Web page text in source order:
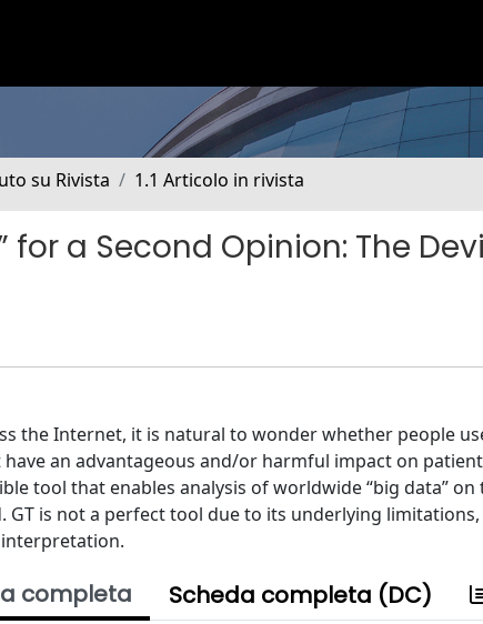
su Rivista 1.1 Articolo in rivista
for a Second Opinion: The
the Internet, it is natural to wonder whether people
an advantageous and/or harmful impact on
tool that enables analysis of worldwide “big data”
GT is not a perfect tool due to its underlying
completa Scheda completa (DC)